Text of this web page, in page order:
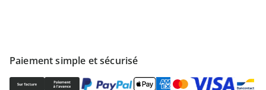
Paiement simple et sécurisé